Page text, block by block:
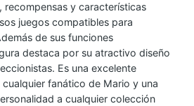
recompensas y características
juegos compatibles para
de sus funciones
destaca por su atractivo diseño
Es una excelente
fanático de Mario y una
a cualquier colección